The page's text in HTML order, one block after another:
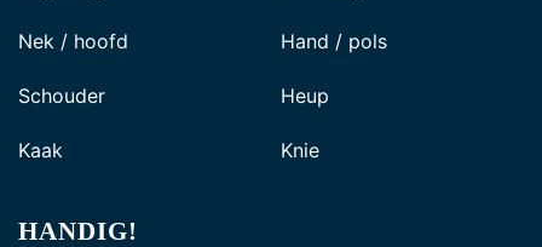
Nek / hoofd
Schouder
Kaak
Hand / pols
Heup
Knie
HANDIG!